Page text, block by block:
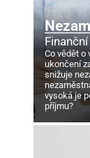
Co vědět o
ukončení
snižuje
vysoká je
příjmu?